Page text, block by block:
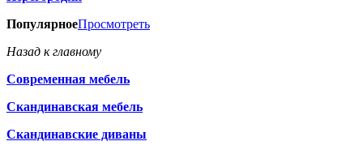
ПопулярноеПросмотреть
Назад к главному
Современная мебель
Скандинавская мебель
Скандинавские диваны